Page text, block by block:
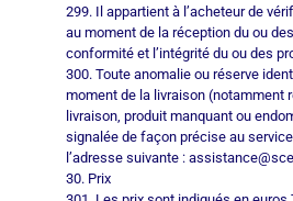
299. Il appartient à l’acheteur de
au moment de la réception du ou
conformité et l’intégrité du ou des
300. Toute anomalie ou réserve
moment de la livraison (notamment
livraison, produit manquant ou
signalée de façon précise au
l’adresse suivante :
30. Prix